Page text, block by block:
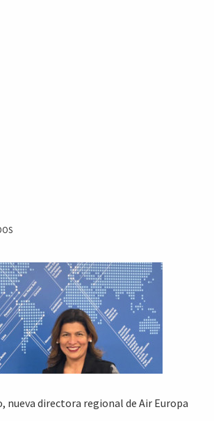
nueva directora regional de Air Europa